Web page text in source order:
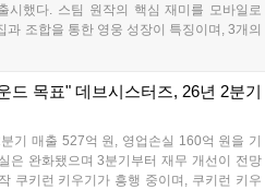
시했다. 스팀 원작의 핵심 재미를 모바일로
과 조합을 통한 영웅 성장이 특징이며, 3개의
전투와 길드전 등 다양한 콘텐츠를 제공한
은 공식 라운지에서 확인할 수 있다. 이용자
플레이를 통해 성장을 지원받을 수 있다....
드 목표" 데브시스터즈, 26년 2분기
기 매출 527억 원, 영업손실 160억 원을 기
은 완화됐으며 3분기부터 재무 개선이 전망
쿠키런 키우기가 흥행 중이며, 쿠키런 키우